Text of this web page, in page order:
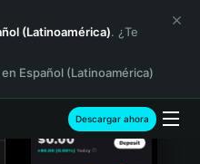
(Latinoamérica). ¿Te
Español (Latinoamérica)
Descargar ahora